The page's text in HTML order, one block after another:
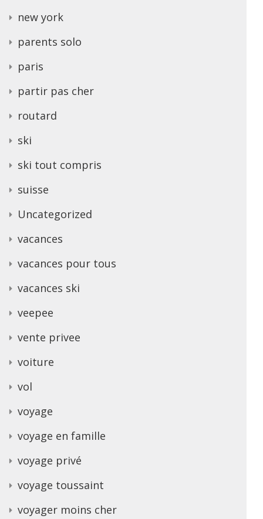
new york
parents solo
paris
partir pas cher
routard
ski
ski tout compris
suisse
Uncategorized
vacances
vacances pour tous
vacances ski
veepee
vente privee
voiture
vol
voyage
voyage en famille
voyage privé
voyage toussaint
voyager moins cher